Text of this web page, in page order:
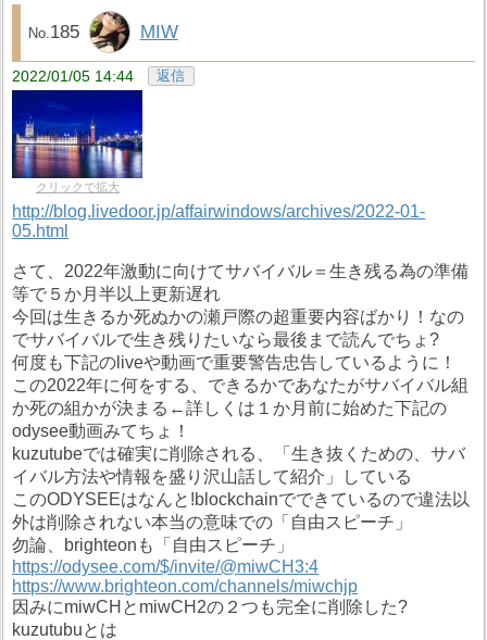
185 MIW
2022/01/05 14:44 返信
クリックで拡大
http://blog.livedoor.jp/affairwindows/archives/2022-01-
05.html
さて、2022年激動に向けてサバイバル＝生き残る為の準備
等で５か月半以上更新遅れ
今回は生きるか死ぬかの瀬戸際の超重要内容ばかり！なの
でサバイバルで生き残りたいなら最後まで読んでちょ?
何度も下記のliveや動画で重要警告忠告しているように！
この2022年に何をする、できるかであなたがサバイバル組
か死の組かが決まる←詳しくは１か月前に始めた下記の
odysee動画みてちょ！
kuzutubeでは確実に削除される、「生き抜くための、サバ
イバル方法や情報を盛り沢山話して紹介」している
このODYSEEはなんと!blockchainでできているので違法以
外は削除されない本当の意味での「自由スピーチ」
勿論、brighteonも「自由スピーチ」
https://odysee.com/$/invite/@miwCH3:4
https://www.brighteon.com/channels/miwchjp
因みにmiwCHとmiwCH2の２つも完全に削除した?
kuzutubuとは